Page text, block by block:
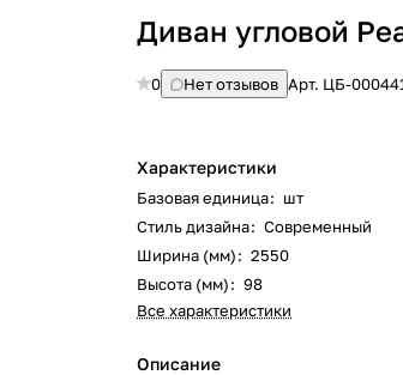
Диван угловой
0 Нет отзывов Арт. ЦБ-
Характеристики
Базовая единица: шт
Стиль дизайна: Современный
Ширина (мм): 2550
Высота (мм): 98
Все характеристики
Описание